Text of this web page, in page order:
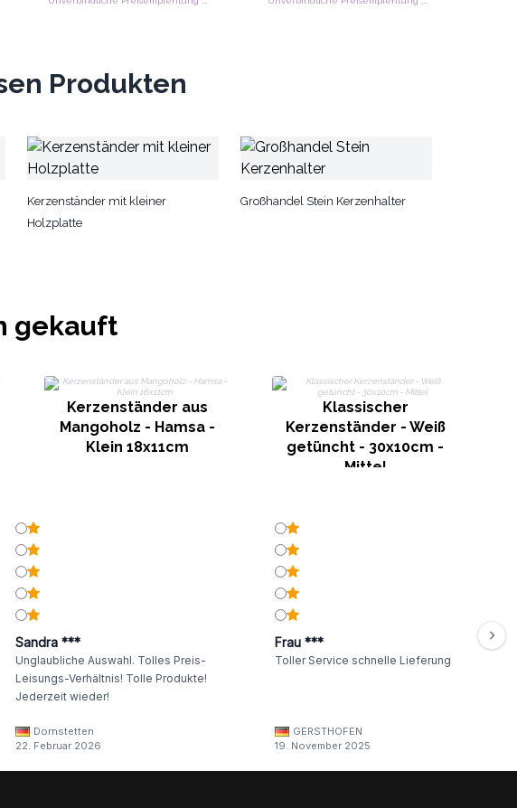
Produkten
Kerzenständer mit kleiner
Holzplatte
Großhandel Stein Kerzenhalter
gekauft
Kerzenständer aus
Mangoholz - Hamsa -
Klein 18x11cm
Klassischer
Kerzenständer - Weiß
getüncht - 30x10cm -
Mittel
Sandra ***
Unglaubliche Auswahl. Tolles Preis-
Leisungs-Verhältnis! Tolle Produkte!
Jederzeit wieder!
Dornstetten
22. Februar 2026
Frau ***
Toller Service schnelle Lieferung
GERSTHOFEN
19. November 2025